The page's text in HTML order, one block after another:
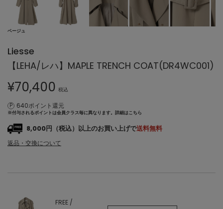
ベージュ
Liesse
【LEHA/レハ】MAPLE TRENCH COAT(DR4WC001)
¥70,400 税込
640ポイント還元
※付与されるポイントは会員クラス毎に異なります。 詳細はこちら
8,000円（税込）以上のお買い上げで送料無料
返品・交換について
FREE /